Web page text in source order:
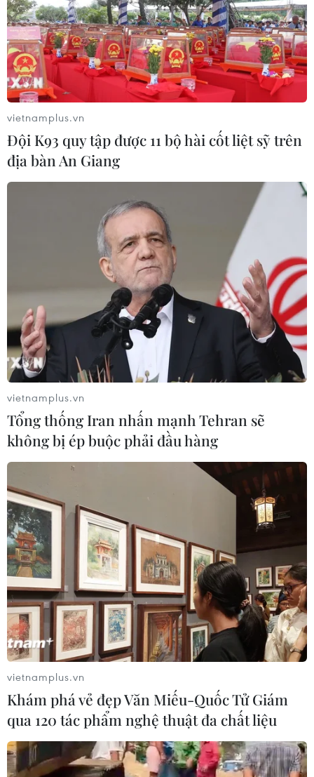
vietnamplus.vn
Đội K93 quy tập được 11 bộ hài cốt liệt sỹ trên
địa bàn An Giang
vietnamplus.vn
Tổng thống Iran nhấn mạnh Tehran sẽ
không bị ép buộc phải đầu hàng
vietnamplus.vn
Khám phá vẻ đẹp Văn Miếu-Quốc Tử Giám
qua 120 tác phẩm nghệ thuật đa chất liệu